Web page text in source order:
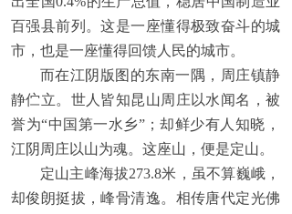
百强县前列。这是一座懂得极致奋斗的城
市，也是一座懂得回馈人民的城市。
而在江阴版图的东南一隅，周庄镇静
静伫立。世人皆知昆山周庄以水闻名，被
誉为“中国第一水乡”；却鲜少有人知晓，
江阴周庄以山为魂。这座山，便是定山。
定山主峰海拔273.8米，虽不算巍峨，
却俊朗挺拔，峰骨清逸。相传唐代定光佛